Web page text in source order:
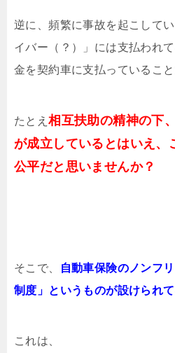
逆に、頻繁に事故を起こして
イバー（？）」には支払われ
金を契約車に支払っていること
たとえ相互扶助の精神の下
が成立しているとはいえ、
公平だと思いませんか？
そこで、
自動車保険のノンフ
制度」というものが設けられ
これは、